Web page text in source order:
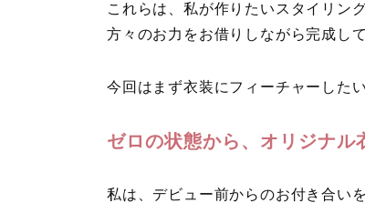
これらは、私が作りたいスタイリン
方々のお力をお借りしながら完成し
今回はまず衣装にフィーチャーした
ゼロの状態から、オリジナル
私は、デビュー前からのお付き合い